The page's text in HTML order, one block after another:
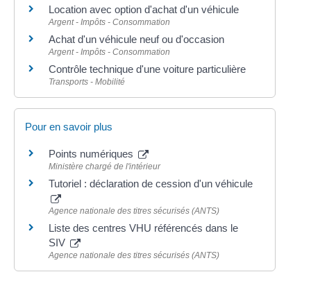
Location avec option d'achat d'un véhicule
Argent - Impôts - Consommation
Achat d'un véhicule neuf ou d'occasion
Argent - Impôts - Consommation
Contrôle technique d'une voiture particulière
Transports - Mobilité
Pour en savoir plus
Points numériques
Ministère chargé de l'intérieur
Tutoriel : déclaration de cession d'un véhicule
Agence nationale des titres sécurisés (ANTS)
Liste des centres VHU référencés dans le
SIV
Agence nationale des titres sécurisés (ANTS)